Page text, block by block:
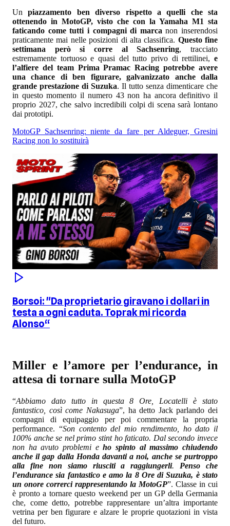
Un piazzamento ben diverso rispetto a quelli che sta
ottenendo in MotoGP, visto che con la Yamaha M1 sta
faticando come tutti i compagni di marcanon inserendosi
praticamente mai nelle posizioni di alta classifica. Questo fine
settimana però si corre al Sachsenring, tracciato
estremamente tortuoso e quasi del tutto privo di rettilinei, e
l’alfiere del team Prima Pramac Racing potrebbe avere
una chance di ben figurare, galvanizzato anche dalla
grande prestazione di Suzuka. Il tutto senza dimenticare che
in questo momento il numero 43 non ha ancora definitivo il
proprio 2027, che salvo incredibili colpi di scena sarà lontano
dai prototipi.
MotoGP Sachsenring: niente da fare per Aldeguer, Gresini
Racing non lo sostituirà
Borsoi: "Da proprietario giravano i dollari in
testa a ogni caduta. Toprak mi ricorda
Alonso“
Miller e l’amore per l’endurance, in
attesa di tornare sulla MotoGP
“Abbiamo dato tutto in questa 8 Ore, Locatelli è stato
fantastico, così come Nakasuga”, ha detto Jack parlando dei
compagni di equipaggio per poi commentare la propria
performance. “Son contento del mio rendimento, ho dato il
100% anche se nel primo stint ho faticato. Dal secondo invece
non ha avuto problemi eho spinto al massimo chiudendo
anche il gap dalla Honda davanti a noi, anche se purtroppo
alla fine non siamo riusciti a raggiungerli. Penso che
l’endurance sia fantastico e amo la 8 Ore di Suzuka, è stato
un onore correrci rappresentando la MotoGP”. Classe in cui
è pronto a tornare questo weekend per un GP della Germania
che, come detto, potrebbe rappresentare un’altra importante
vetrina per ben figurare e alzare le proprie quotazioni in vista
del futuro.